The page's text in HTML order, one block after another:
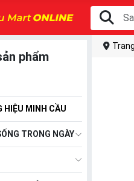
phẩm
HIỆU MINH CẦU
TRONG NGÀY